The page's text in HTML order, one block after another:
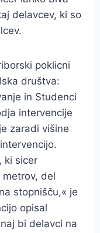
delavcev, ki so
poklicni
društva:
in Studenci
intervencije
zaradi višine
ki sicer
del
stopnišču,« je
opisal
bi delavci na